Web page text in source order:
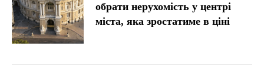
обрати нерухомість у центрі
міста, яка зростатиме в ціні